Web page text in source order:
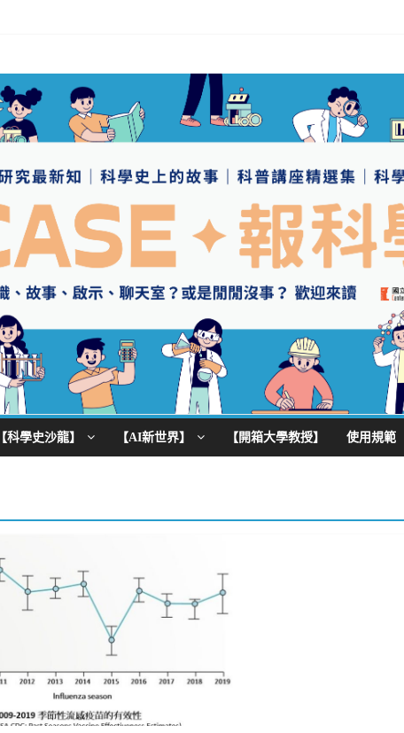
【科學史沙龍】 【AI新世界】 【開箱大學教授】 使用規範